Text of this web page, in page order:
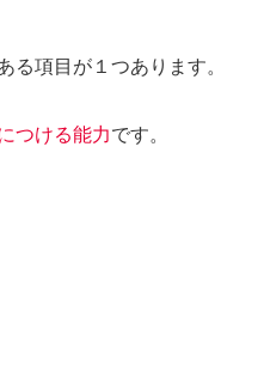
る項目が１つあります。
つける能力です。